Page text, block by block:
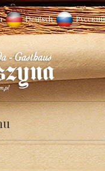
Deutsch Русский